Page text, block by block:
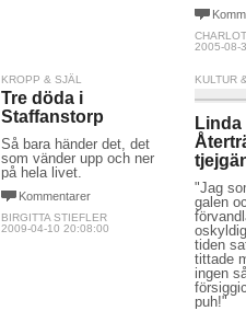
2005-08-
KROPP & SJÄL
Tre döda i
Staffanstorp
Så bara händer det, det
som vänder upp och ner
på hela livet.
Kommentarer
BIRGITTA STIEFLER
2009-04-10 20:08:00
KULTUR
"Jag
galen
tiden
tittade
ingen
puh!"